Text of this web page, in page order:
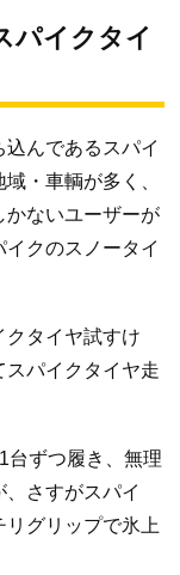
パイクタイ
んであるスパイ
・車輌が多く、
かないユーザーが
クのスノータイ
クタイヤ試すけ
スパイクタイヤ走
台ずつ履き、無理
さすがスパイ
グリップで氷上